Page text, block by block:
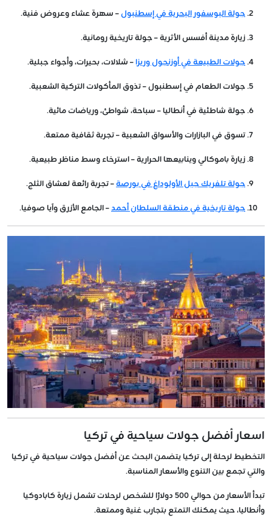
جولة البوسفور البحرية في إسطنبول– سهرة عشاء وعروض فنية.
زيارة مدينة أفسس الأثرية– جولة تاريخية رومانية.
جولات الطبيعة في أوزنجول وريزا– شلالات، بحيرات، وأجواء جبلية.
جولات الطعام في إسطنبول– تذوق المأكولات التركية الشعبية.
جولة شاطئية في أنطاليا– سباحة، شواطئ، ورياضات مائية.
تسوق في البازارات والأسواق الشعبية– تجربة ثقافية ممتعة.
زيارة باموكالي وينابيعها الحرارية– استرخاء وسط مناظر طبيعية.
جولة تلفريك جبل الأولوداغ في بورصة– تجربة رائعة لعشاق الثلج.
جولة تاريخية في منطقة السلطان أحمد– الجامع الأزرق وآيا صوفيا.
اسعار أفضل جولات سياحية في تركيا
التخطيط لرحلة إلى تركيا يتضمن البحث عن أفضل جولات سياحية في تركيا
والتي تجمع بين التنوع والأسعار المناسبة.
تبدأ الأسعار من حوالي 500 دولارًا للشخص لرحلات تشمل زيارة كابادوكيا
وأنطاليا، حيث يمكنك التمتع بتجارب غنية وممتعة.